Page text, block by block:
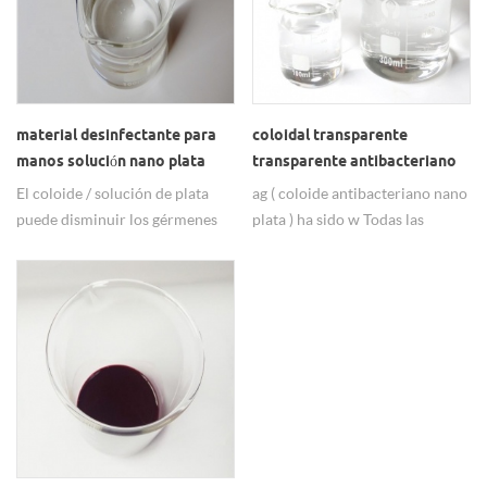
suministrar. nuestro embalaje es
el siguiente:
química bioanalítica, detección
rápida de distribución de
alimentos y otros campos.
material desinfectante para
manos solución nano plata
antibacteriana transparente
El coloide / solución de plata
puede disminuir los gérmenes
prima para desinfectante de
manos.
coloidal transparente
transparente antibacteriano
nano plata coloidal
ag ( coloide antibacteriano nano
plata ) ha sido w Todas las